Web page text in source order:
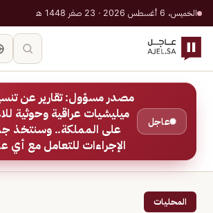
الخميس، 6 أغسطس 2026 · 23 صفر 1448 هـ
عاجل
مصدر مسؤول: تقارير عن
ميليشيات عراقية وحوثية
على المملكة.. وسنتخذ
الإجراءات للتعامل مع أي
المحليات